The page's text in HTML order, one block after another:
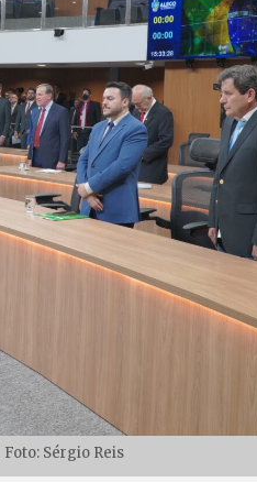
Sérgio Reis